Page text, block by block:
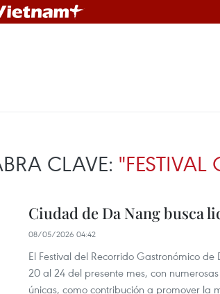
CLAVE:
Ciudad de Da Nang
08/05/2026 04:42
El Festival del Recorrido Gastronómico
20 al 24 del presente mes, con
únicas, como contribución a promover la